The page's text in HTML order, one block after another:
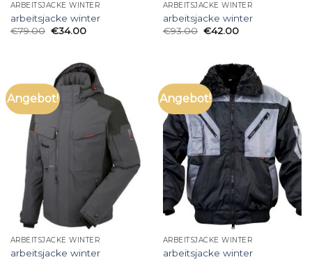
ARBEITSJACKE WINTER
arbeitsjacke winter
€79.00 €34.00
ARBEITSJACKE WINTER
arbeitsjacke winter
€93.00 €42.00
Angebot!
ARBEITSJACKE WINTER
arbeitsjacke winter
Angebot!
ARBEITSJACKE WINTER
arbeitsjacke winter